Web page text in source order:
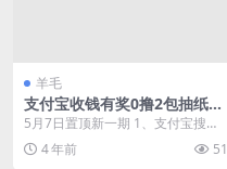
羊毛
支付宝收钱有奖0撸2包抽纸包
邮
5月7日置顶新一期 1、支付宝搜索
“收钱有奖”->点第一个官方进去后-&
g... 4 年前 51